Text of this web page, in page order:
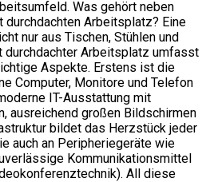
Was gehört neben
durchdachten Arbeitsplatz? Eine
nur aus Tischen, Stühlen und
durchdachter Arbeitsplatz umfasst
Aspekte. Erstens ist die
Computer, Monitore und Telefon
IT-Ausstattung mit
ausreichend großen Bildschirmen
bildet das Herzstück jeder
auch an Peripheriegeräte wie
Kommunikationsmittel
All diese